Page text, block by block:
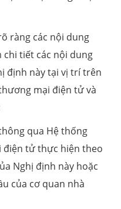
ràng các nội dung
chi tiết các nội dung
định này tại vị trí trên
mại điện tử và
qua Hệ thống
điện tử thực hiện theo
Nghị định này hoặc
của cơ quan nhà